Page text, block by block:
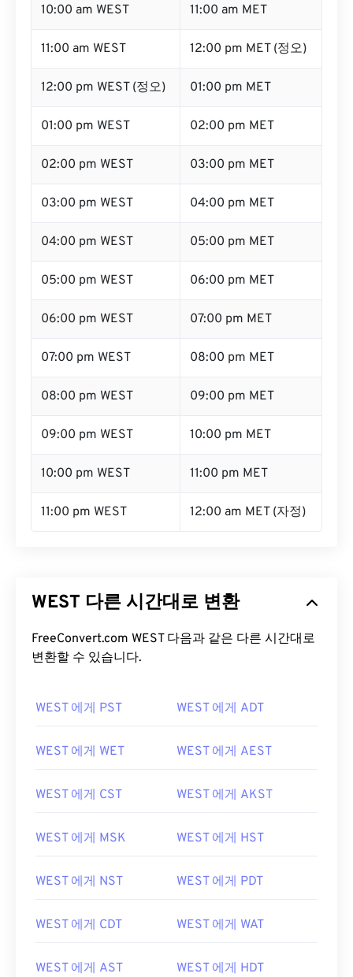
10:00 am WEST 11:00 am MET
11:00 am WEST 12:00 pm MET (정오)
12:00 pm WEST (정오) 01:00 pm MET
01:00 pm WEST 02:00 pm MET
02:00 pm WEST 03:00 pm MET
03:00 pm WEST 04:00 pm MET
04:00 pm WEST 05:00 pm MET
05:00 pm WEST 06:00 pm MET
06:00 pm WEST 07:00 pm MET
07:00 pm WEST 08:00 pm MET
08:00 pm WEST 09:00 pm MET
09:00 pm WEST 10:00 pm MET
10:00 pm WEST 11:00 pm MET
11:00 pm WEST 12:00 am MET (자정)
WEST 다른 시간대로 변환
FreeConvert.com WEST 다음과 같은 다른 시간대로
변환할 수 있습니다.
WEST 에게 PST WEST 에게 ADT
WEST 에게 WET WEST 에게 AEST
WEST 에게 CST WEST 에게 AKST
WEST 에게 MSK WEST 에게 HST
WEST 에게 NST WEST 에게 PDT
WEST 에게 CDT WEST 에게 WAT
WEST 에게 AST WEST 에게 HDT